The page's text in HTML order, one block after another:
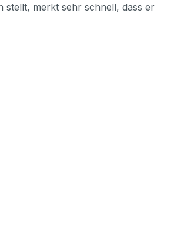
stellt, merkt sehr schnell, dass er